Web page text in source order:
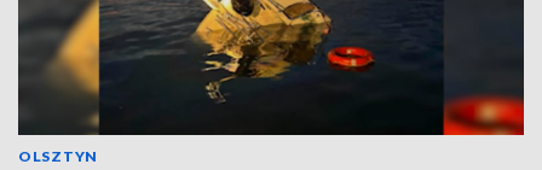
OLSZTYN